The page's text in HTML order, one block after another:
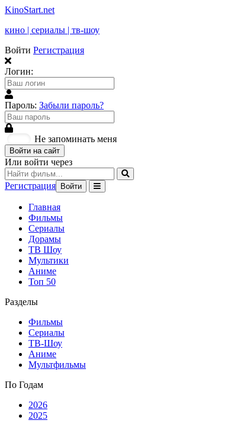
KinoStart.net
кино | сериалы | тв-шоу
Войти Регистрация
Логин:
Пароль: Забыли пароль?
Не запоминать меня
Войти на сайт
Или войти через
Регистрация Войти
Главная
Фильмы
Сериалы
Дорамы
ТВ Шоу
Мультики
Аниме
Топ 50
Разделы
Фильмы
Сериалы
ТВ-Шоу
Аниме
Мультфильмы
По Годам
2026
2025